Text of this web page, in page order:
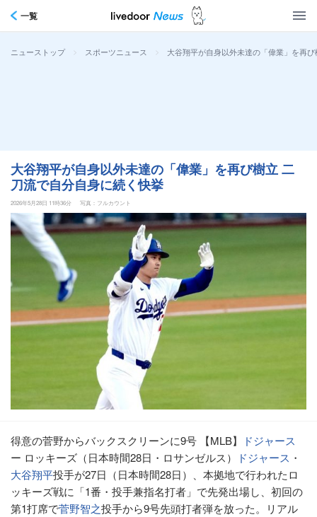
一覧
ニューストップ > スポーツニュース > 大谷翔平が自身以外未達の「偉業」を再
大谷翔平が自身以外未達の「偉業」を再び樹立 二
刀流で自分自身に続く快挙
2026年5月28日 11時36分 写真：フルカウント
得意の菅野からバックスクリーンに9号 【MLB】
ドジャース
ー ロッキーズ（日本時間28日・ロサンゼルス）
ドジャース ・
大谷翔平投手が27日（日本時間28日）、本拠地で行われたロ
ッキーズ戦に「1番・投手兼指名打者」で先発出場し、初回の
第1打席で菅野智之投手から9号先頭打者弾を放った。リアル